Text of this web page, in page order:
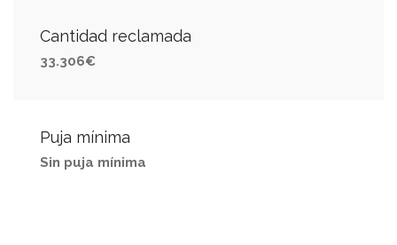
Cantidad reclamada
33.306€
Puja mínima
Sin puja mínima